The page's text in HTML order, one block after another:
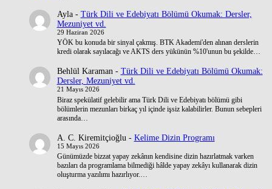
Ayla- Türk Dili ve Edebiyatı Bölümü Okumak: Dersler,
Mezuniyet vd.
29 Haziran 2026
YÖK bu konuda bir sinyal çakmış. BTK Akademi'den alınan derslerin
kredi olarak sayılacağı ve AKTS ders yükünün %10'unun bu şekilde…
Behlül Karaman- Türk Dili ve Edebiyatı Bölümü Okumak:
Dersler, Mezuniyet vd.
21 Mayıs 2026
Biraz spekülatif gelebilir ama Türk Dili ve Edebiyatı bölümü gibi
bölümlerin mezunları birkaç yıl içinde işsiz kalabilirler. Bunun sebepleri
arasında…
A. C. Kiremitçioğlu - Kelime Dizin Programı
15 Mayıs 2026
Günümüzde bizzat yapay zekânın kendisine dizin hazırlatmak varken
bazıları da programlama bilmediği hâlde yapay zekâyı kullanarak dizin
oluşturma yazılımı hazırlıyor.…